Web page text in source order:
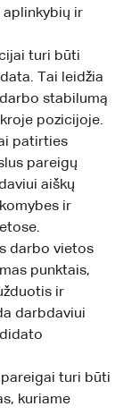
ir
turi būti
Tai leidžia
stabilumą
pozicijoje.
patirties
pareigų
aiškų
ir
darbo vietos
punktais,
ir
darbdaviui
pareigai turi būti
kuriame